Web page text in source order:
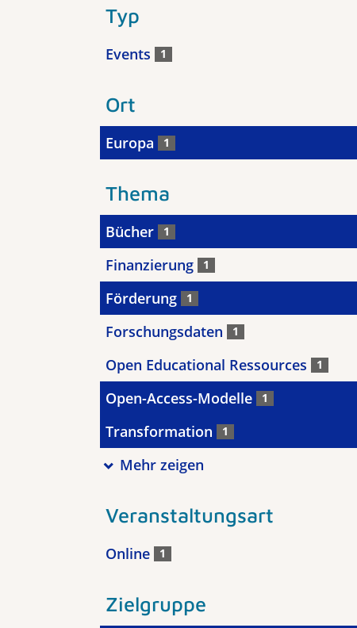
Typ
Events 1
Ort
Europa 1
Thema
Bücher 1
Finanzierung 1
Förderung 1
Forschungsdaten 1
Open Educational Ressources 1
Open-Access-Modelle 1
Transformation 1
Mehr zeigen
Veranstaltungsart
Online 1
Zielgruppe